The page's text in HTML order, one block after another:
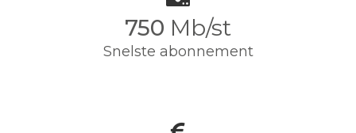
750 Mb/st
Snelste abonnement